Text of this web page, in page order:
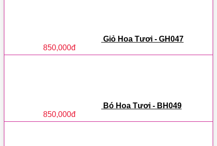
Giỏ Hoa Tươi - GH047
850,000đ
Bó Hoa Tươi - BH049
850,000đ